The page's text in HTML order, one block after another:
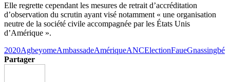
Elle regrette cependant les mesures de retrait d’accréditation
d’observation du scrutin ayant visé notamment « une organisation
neutre de la société civile accompagnée par les États Unis
d’Amérique ».
2020AgbeyomeAmbassadeAmériqueANCElectionFaueGnassingbé
Partager